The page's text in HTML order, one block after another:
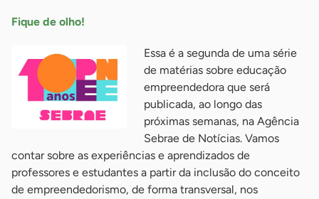
Fique de olho!
Essa é a segunda de uma série
de matérias sobre educação
empreendedora que será
publicada, ao longo das
próximas semanas, na Agência
Sebrae de Notícias. Vamos
contar sobre as experiências e aprendizados de
professores e estudantes a partir da inclusão do conceito
de empreendedorismo, de forma transversal, nos